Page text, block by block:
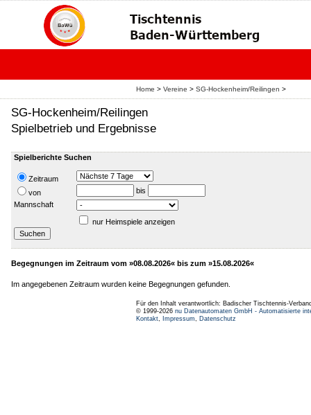
Home > Vereine > SG-Hockenheim/Reilingen >
SG-Hockenheim/Reilingen
Spielbetrieb und Ergebnisse
Spielberichte Suchen
Zeitraum
von
bis
Mannschaft
nur Heimspiele anzeigen
Begegnungen im Zeitraum vom »08.08.2026« bis zum »15.08.2026«
Im angegebenen Zeitraum wurden keine Begegnungen gefunden.
Für den Inhalt verantwortlich: Badischer Tischtennis-
© 1999-2026 nu Datenautomaten GmbH - Automatisierte
Kontakt, Impressum, Datenschutz